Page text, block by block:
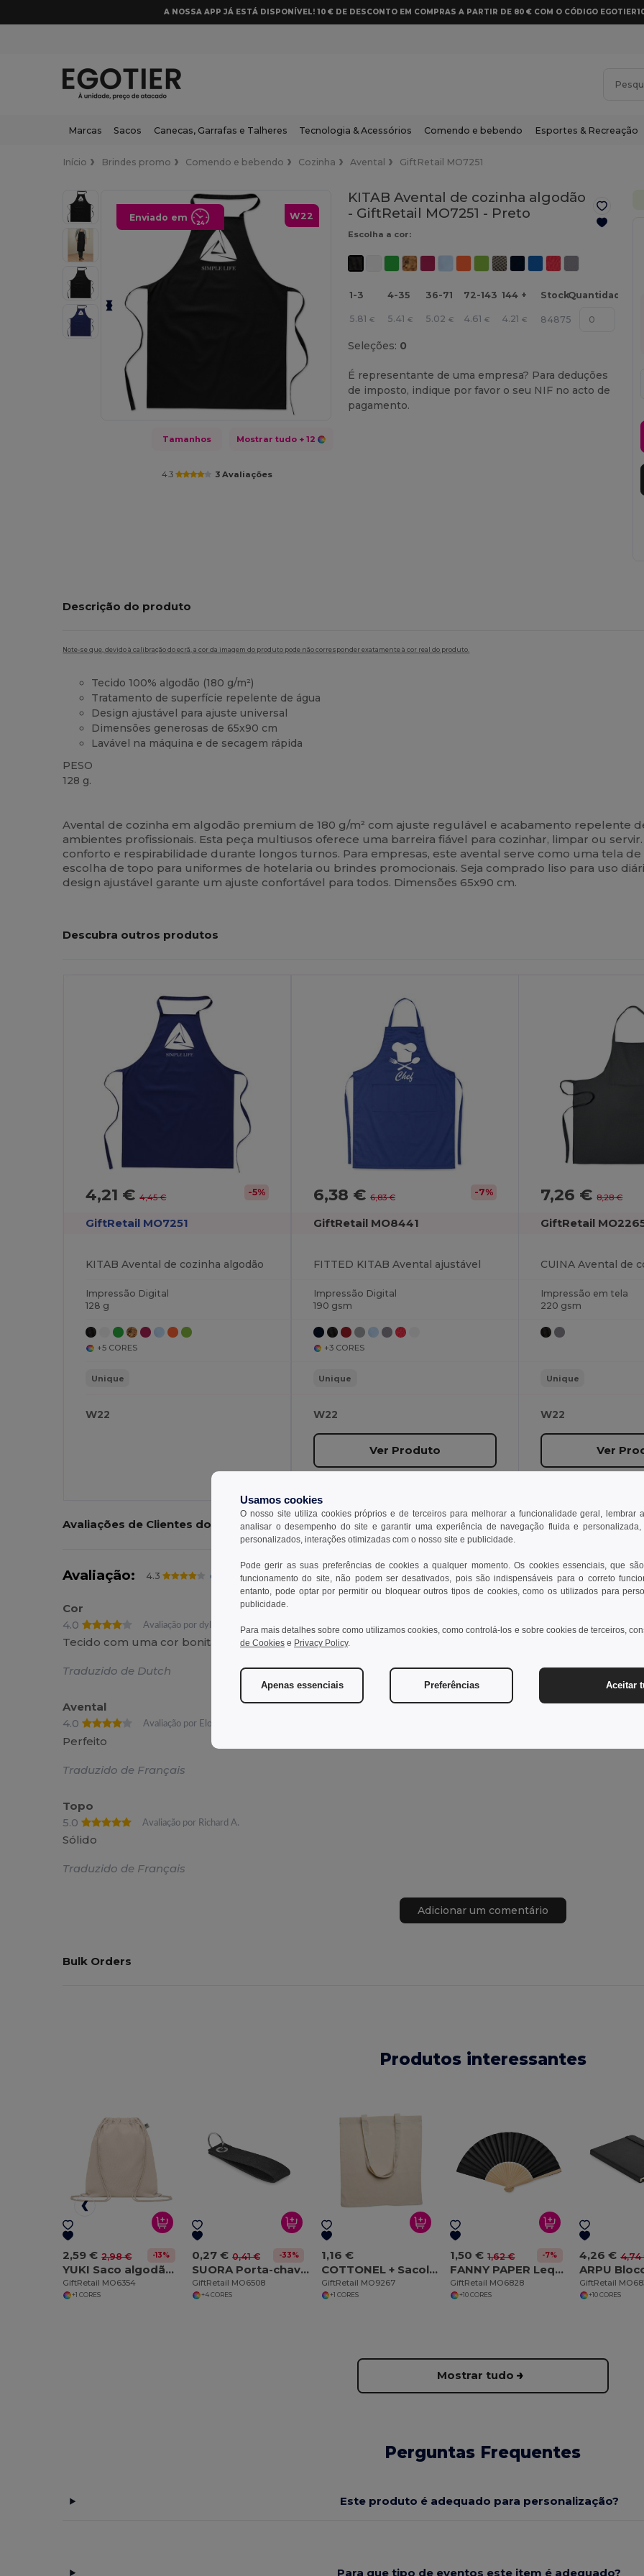
A NOSSA APP JÁ ESTÁ DISPONÍVEL! 10 € DE DESCONTO EM COMPRAS A PARTIR DE 80 € COM O CÓDIGO
Marcas Sacos Canecas, Garrafas e Talheres Tecnologia & Acessórios Comendo e bebendo Esportes & Recreação
Início Brindes promo Comendo e bebendo Cozinha Avental GiftRetail MO7251
W22
Enviado em
Tamanhos Mostrar tudo + 12
4.3 3 Avaliações
KITAB Avental de cozinha algodão
- GiftRetail MO7251 - Preto
Escolha a cor:
1-3 4-35 36-71 72-143 144 + StockQuantidade
5.81 € 5.41 € 5.02 € 4.61 € 4.21 € 84875
Seleções: 0
É representante de uma empresa? Para deduções
de imposto, indique por favor o seu NIF no acto de
pagamento.
Descrição do produto
Note-se que, devido à calibração do ecrã, a cor da imagem do produto pode não corresponder exatamente à cor real do produto.
Tecido 100% algodão (180 g/m²)
Tratamento de superfície repelente de água
Design ajustável para ajuste universal
Dimensões generosas de 65x90 cm
Lavável na máquina e de secagem rápida
PESO
128 g.
Avental de cozinha em algodão premium de 180 g/m² com ajuste regulável e acabamento repelente
ambientes profissionais. Esta peça multiusos oferece uma barreira fiável para cozinhar, limpar ou
conforto e respirabilidade durante longos turnos. Para empresas, este avental serve como uma tela
escolha de topo para uniformes de hotelaria ou brindes promocionais. Seja comprado liso para uso
design ajustável garante um ajuste confortável para todos. Dimensões 65x90 cm.
Descubra outros produtos
Personalize-
4,21 €4,45 € -5%
GiftRetail MO7251
KITAB Avental de cozinha algodão
Impressão Digital
128 g
+5 CORES
Unique
W22
6,38 € 6,83 € -7%
GiftRetail MO8441
FITTED KITAB Avental ajustável
Impressão Digital
190 gsm
+3 CORES
Unique
W22
Ver Produto
7,26 €8,28 €
GiftRetail
Impressão em tela
220 gsm
Unique
W22
Ver
Avaliações de Clientes do Produto
Avaliação: 4.3 em 3 votos 18443 artigos vendidos
Cor
4.0
Avaliação por dylan o.
Tecido com uma cor bonita
Traduzido de Dutch
Avental
4.0
Avaliação por Elodie S.
Perfeito
Traduzido de Français
Topo
5.0
Avaliação por Richard A.
Sólido
Traduzido de Français
Adicionar um comentário
Bulk Orders
Produtos interessantes
2,59 € 2,98 € -13%
YUKI Saco algodão orgânico
GiftRetail MO6354
+1 CORES
0,27 € 0,41 € -33%
SUORA Porta-chaves de feltro RPET
GiftRetail MO6508
+4 CORES
1,16 €
COTTONEL + Sacola de algodão 140 gr / m²
GiftRetail MO9267
+1 CORES
1,50 € 1,62 € -7%
FANNY PAPER Leque de bambu
GiftRetail MO6828
+10 CORES
4,26 € 4,74
GiftRetail
+10 CORES
Mostrar tudo
Perguntas Frequentes
Este produto é adequado para personalização?
Para que tipo de eventos este item é adequado?
Usamos cookies
O nosso site utiliza cookies próprios e de terceiros para melhorar a funcionalidade geral, lembrar
analisar o desempenho do site e garantir uma experiência de navegação fluida e personalizada,
personalizados, interações otimizadas com o nosso site e publicidade.
Pode gerir as suas preferências de cookies a qualquer momento. Os cookies essenciais, que
funcionamento do site, não podem ser desativados, pois são indispensáveis para o correto
entanto, pode optar por permitir ou bloquear outros tipos de cookies, como os utilizados para
publicidade.
Para mais detalhes sobre como utilizamos cookies, como controlá-los e sobre cookies de terceiros,
de Cookies e Privacy Policy.
Apenas essenciais Preferências Aceitar